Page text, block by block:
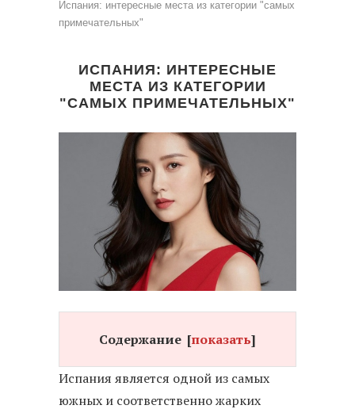
Испания: интересные места из категории "самых
примечательных"
ИСПАНИЯ: ИНТЕРЕСНЫЕ
МЕСТА ИЗ КАТЕГОРИИ
"САМЫХ ПРИМЕЧАТЕЛЬНЫХ"
Содержание [показать]
Испания является одной из самых
южных и соответственно жарких